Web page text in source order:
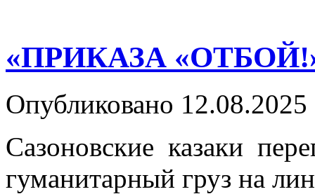
«ПРИКАЗА
Опубликовано
Сазоновские казаки
гуманитарный груз на